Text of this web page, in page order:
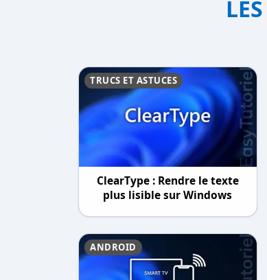
TRUCS ET ASTUCES
ClearType : Rendre le texte
plus lisible sur Windows
ANDROID